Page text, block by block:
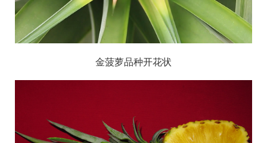
金菠萝品种开花状